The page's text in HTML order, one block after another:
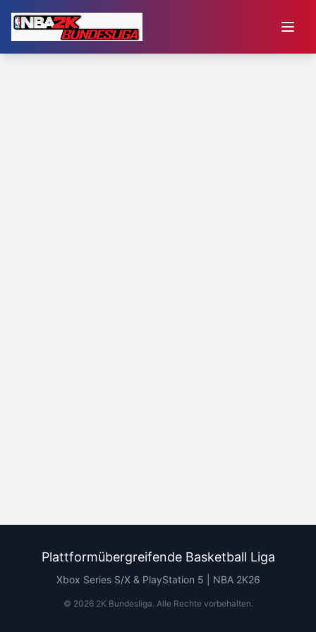
Plattformübergreifende Basketball Liga
Xbox Series S/X & PlayStation 5 | NBA 2K26
© 20262K Bundesliga. Alle Rechte vorbehalten.